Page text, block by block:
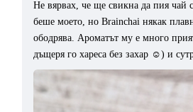
Не вярвах, че ще свикна да пия чай
беше моето, но Brainchai някак
ободрява. Ароматът му е много
дъщеря го хареса без захар ☺️) и